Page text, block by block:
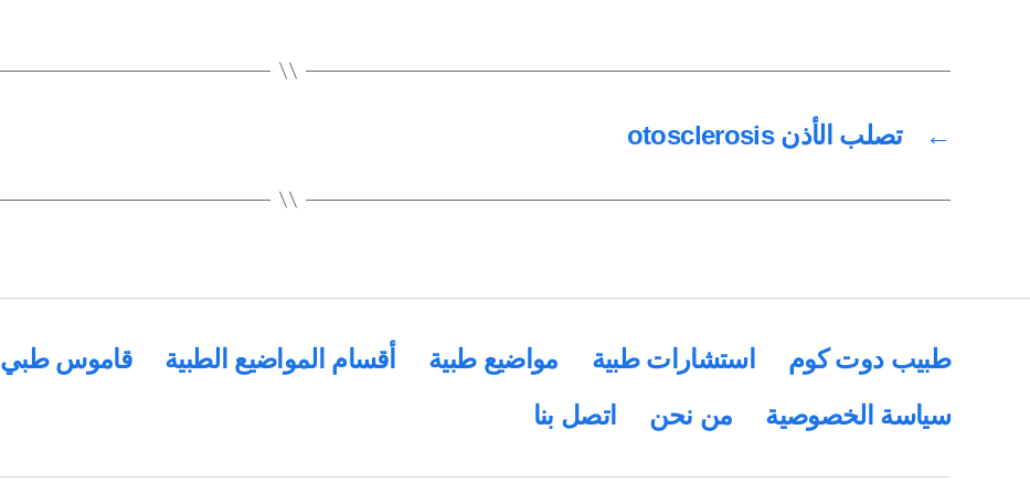
← تصلب الأذن otosclerosis
طبيب دوت كوم استشارات طبية مواضيع طبية أقسام المواضيع الطبية قاموس طبي
سياسة الخصوصية
من نحن اتصل بنا